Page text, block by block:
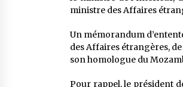
ministre des Affaires
Un mémorandum
des Affaires étrangères,
son homologue du
Pour rappel, le président